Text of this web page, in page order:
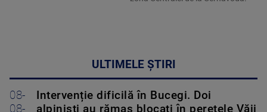
ULTIMELE ȘTIRI
08-
08-
Intervenție dificilă în Bucegi. Doi
alpiniști au rămas blocați în peretele Văii